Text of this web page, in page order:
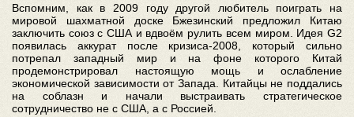
Вспомним, как в 2009 году другой любитель поиграть на
мировой шахматной доске Бжезинский предложил Китаю
заключить союз с США и вдвоём рулить всем миром. Идея G2
появилась аккурат после кризиса-2008, который сильно
потрепал западный мир и на фоне которого Китай
продемонстрировал настоящую мощь и ослабление
экономической зависимости от Запада. Китайцы не поддались
на соблазн и начали выстраивать стратегическое
сотрудничество не с США, а с Россией.